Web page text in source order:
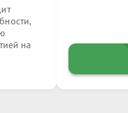
на